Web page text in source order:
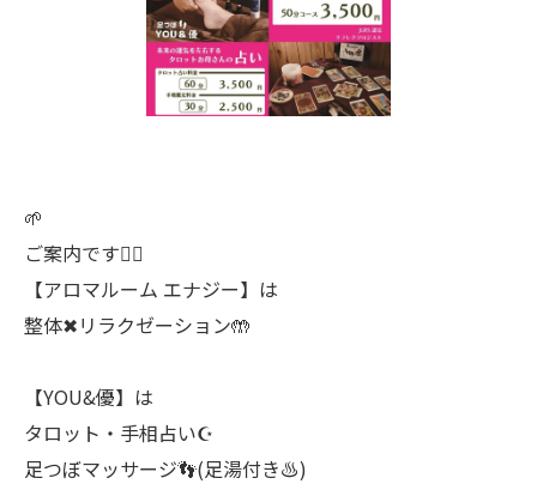
🌱
ご案内です💁‍♂️
【アロマルーム エナジー】は
整体✖︎リラクゼーション🤲
【YOU&優】は
タロット・手相占い☪️
足つぼマッサージ👣(足湯付き♨️)